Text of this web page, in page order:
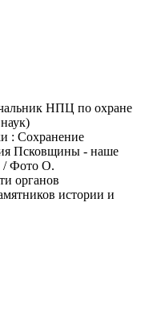
НПЦ по охране
: Сохранение
Псковщины - наше
/ Фото О.
органов
истории и